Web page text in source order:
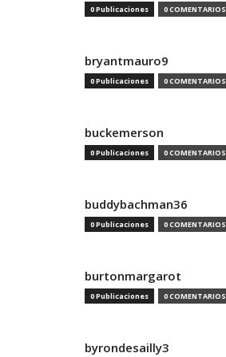
0 Publicaciones 0 COMENTARIOS
bryantmauro9
0 Publicaciones 0 COMENTARIOS
buckemerson
0 Publicaciones 0 COMENTARIOS
buddybachman36
0 Publicaciones 0 COMENTARIOS
burtonmargarot
0 Publicaciones 0 COMENTARIOS
byrondesailly3